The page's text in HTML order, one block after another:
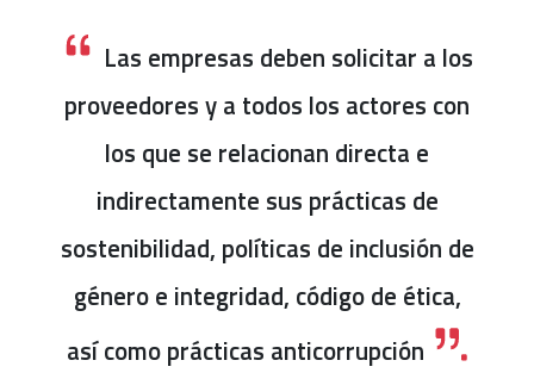
Las empresas deben solicitar a los
proveedores y a todos los actores con
los que se relacionan directa e
indirectamente sus prácticas de
sostenibilidad, políticas de inclusión de
género e integridad, código de ética,
así como prácticas anticorrupción